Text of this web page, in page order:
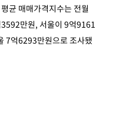
균 매매가격지수는 전월
만원, 서울이 9억9161
7억6293만원으로 조사됐